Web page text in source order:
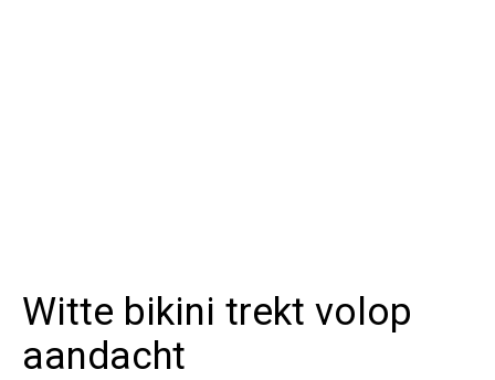
Witte bikini trekt volop
aandacht